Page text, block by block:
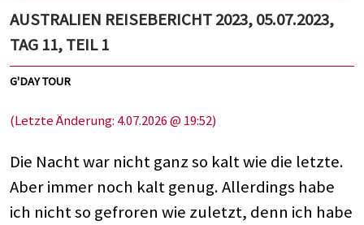
AUSTRALIEN REISEBERICHT 2023, 05.07.2023,
TAG 11, TEIL 1
G'DAY TOUR
(Letzte Änderung: 4.07.2026 @ 19:52)
Die Nacht war nicht ganz so kalt wie die letzte.
Aber immer noch kalt genug. Allerdings habe
ich nicht so gefroren wie zuletzt, denn ich habe